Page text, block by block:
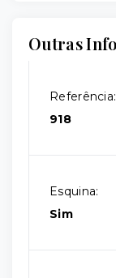
Outras
Referência:
918
Esquina:
Sim